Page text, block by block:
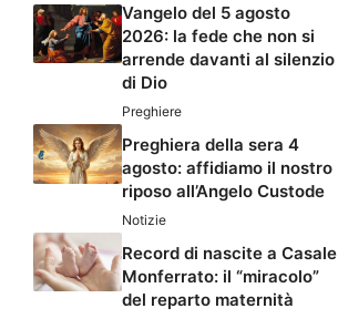
Vangelo del 5 agosto
2026: la fede che non si
arrende davanti al silenzio
di Dio
Preghiere
Preghiera della sera 4
agosto: affidiamo il nostro
riposo all’Angelo Custode
Notizie
Record di nascite a Casale
Monferrato: il “miracolo”
del reparto maternità